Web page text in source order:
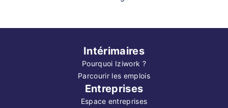
Intérimaires
Pourquoi Iziwork ?
Parcourir les emplois
Entreprises
Espace entreprises